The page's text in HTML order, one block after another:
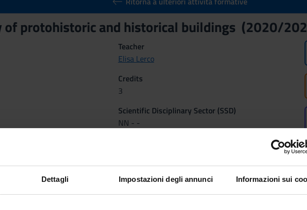
Dettagli Impostazioni degli annunci Informazioni sui
of protohistoric and historical buildings (2020/
Teacher
Elisa Lerco
Credits
3
Scientific Disciplinary Sector (SSD)
NN - -
to introduce a series of case studies relating to building, from the protohistoric period to
exhaustive as possible, of construction types and techniques found in an archaeological